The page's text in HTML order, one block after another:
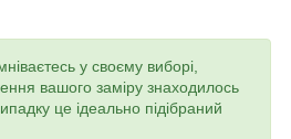
у своєму виборі,
вашого заміру знаходилось
це ідеально підібраний